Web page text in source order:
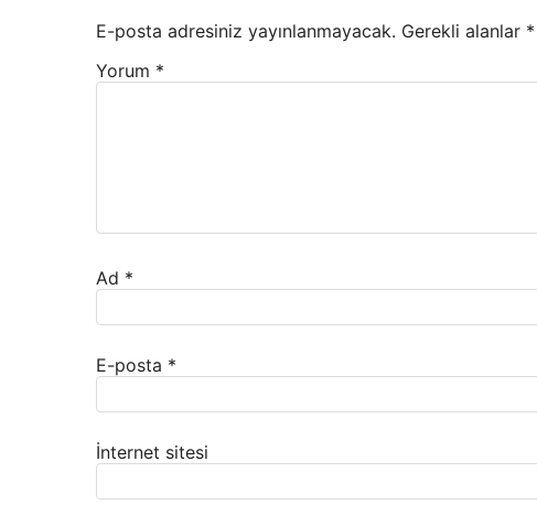
E-posta adresiniz yayınlanmayacak. Gerekli alanlar *
Yorum *
Ad *
E-posta *
İnternet sitesi